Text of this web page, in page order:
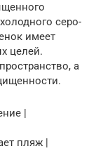
серо-
имеет
целей.
а
|
пляж |